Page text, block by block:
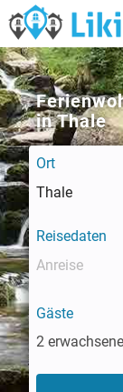
in Thale
Ort
Reisedaten
Gäste
2 erwachsene